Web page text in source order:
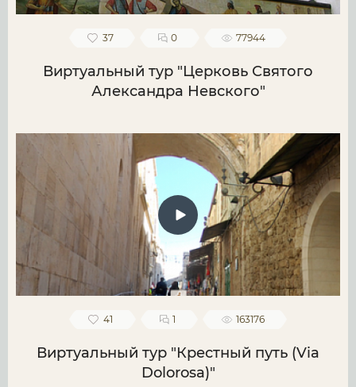
37 0 77944
Виртуальный тур "Церковь Святого
Александра Невского"
41 1 163176
Виртуальный тур "Крестный путь (Via
Dolorosa)"